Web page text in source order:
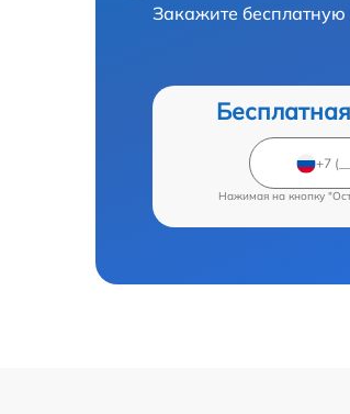
Закажите
Нажимая на кнопку